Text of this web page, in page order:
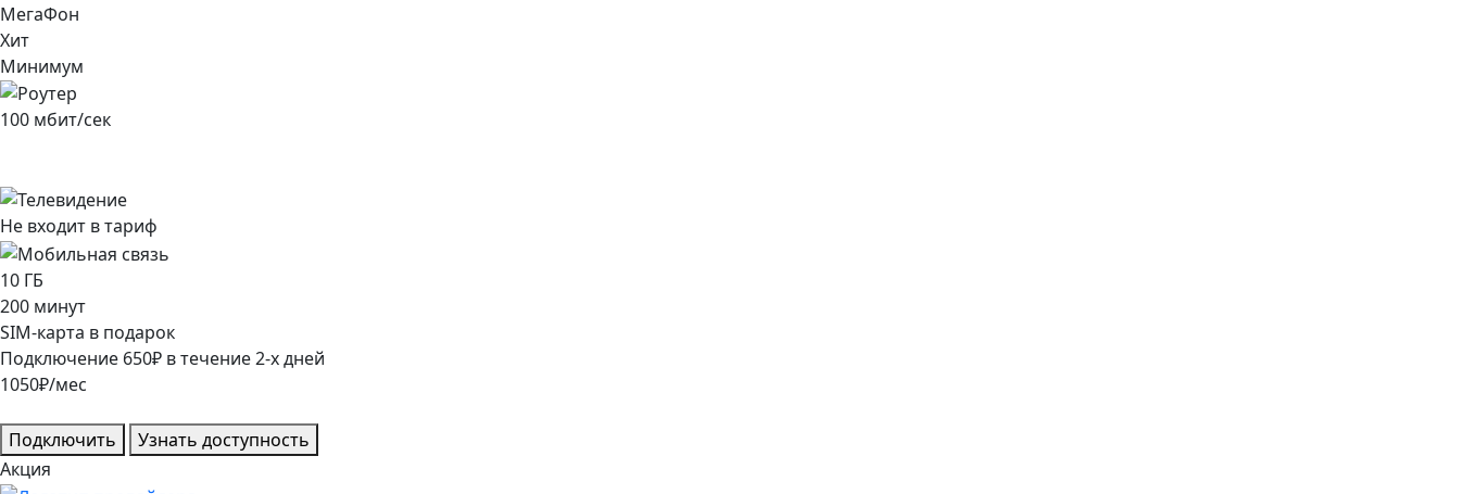
МегаФон
Хит
Минимум
100 мбит/сек
Не входит в тариф
10 ГБ
200 минут
SIM-карта в подарок
Подключение 650₽ в течение2-х дней
1050₽/мес
Подключить
Узнать доступность
Акция